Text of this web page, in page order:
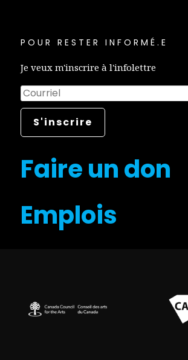
POUR RESTER INFORMÉ.E
Je veux m'inscrire à l'infolettre
Faire un don
Emplois